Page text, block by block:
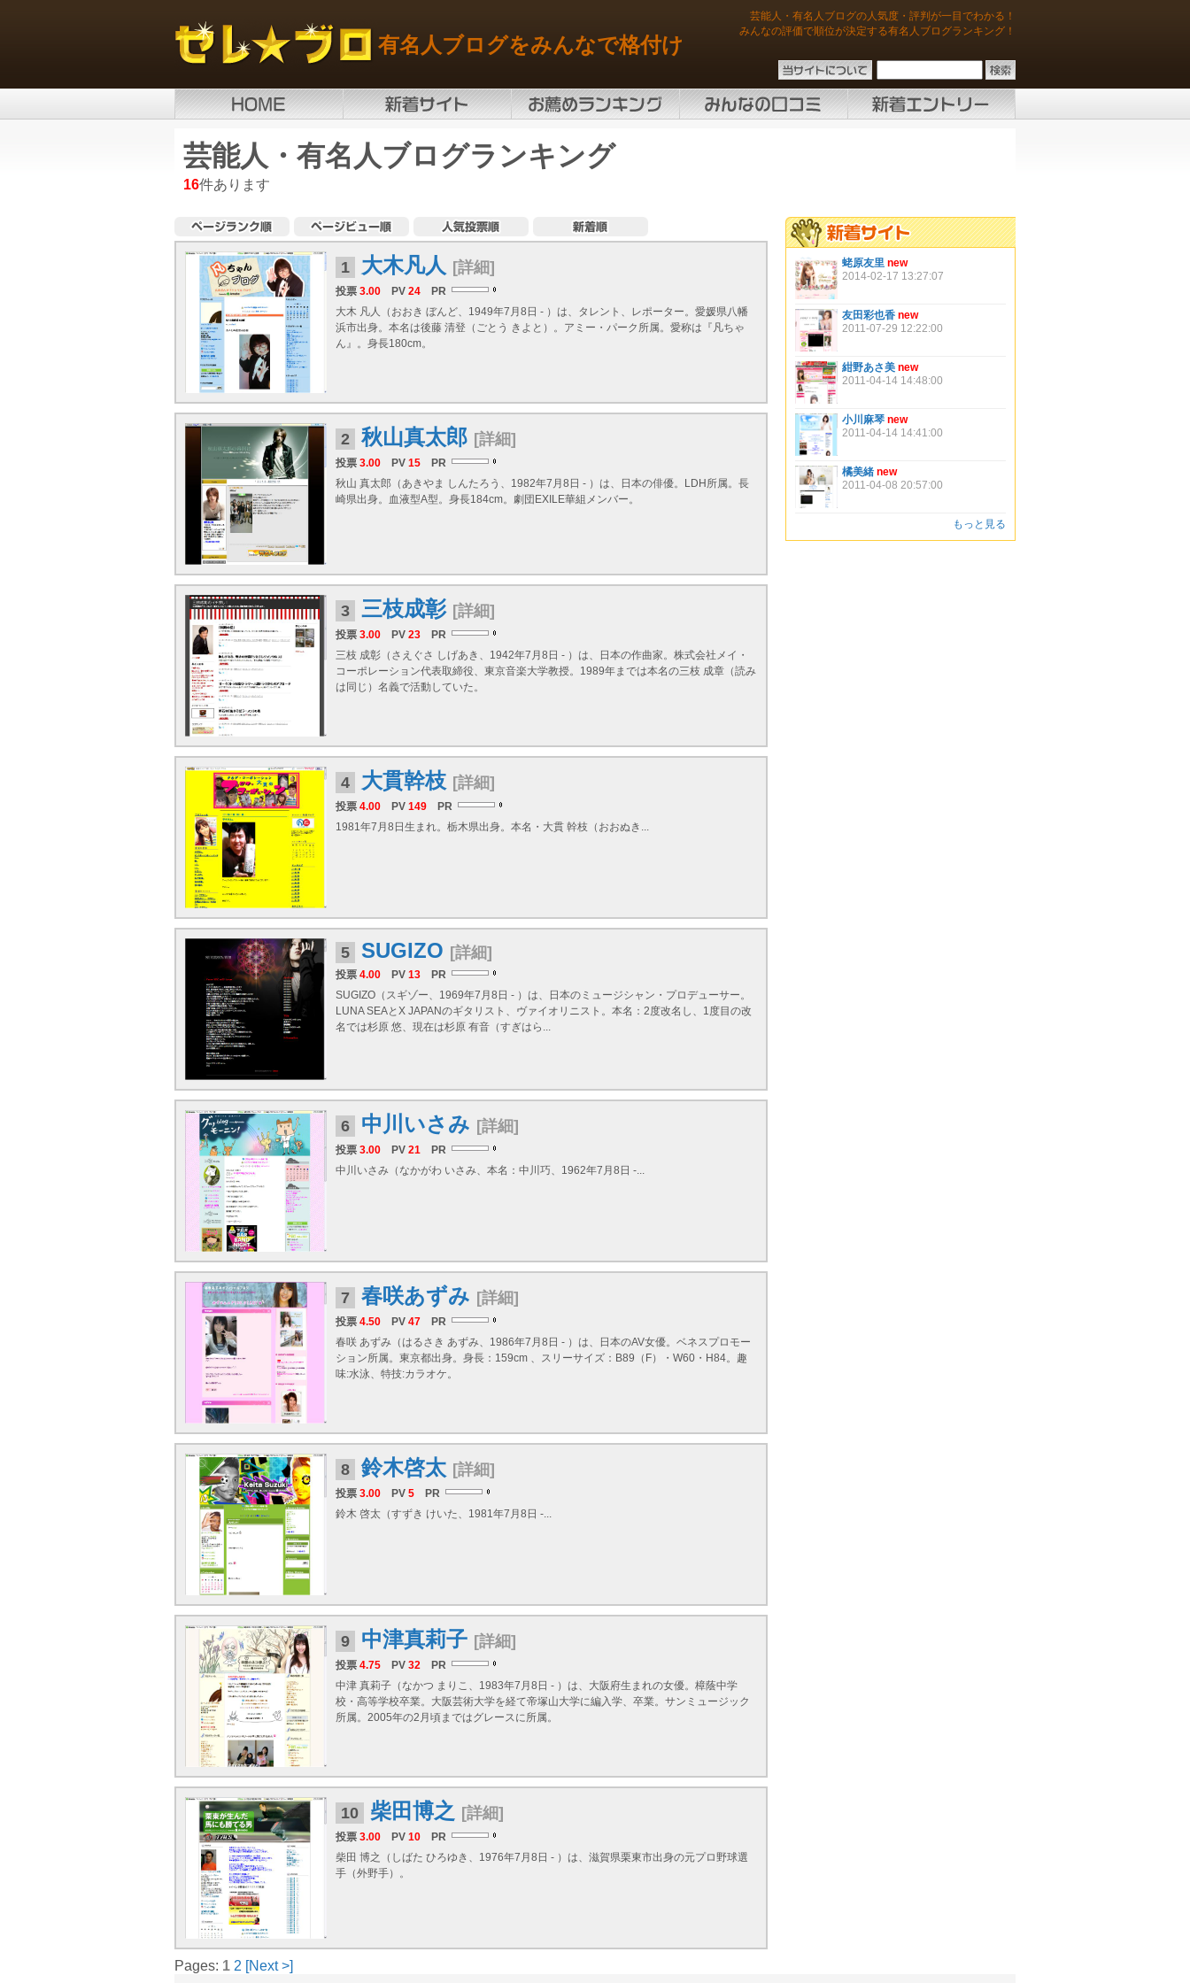
有名人ブログをみんなで格付け
芸能人・有名人ブログの人気度・評判が一目でわかる！
みんなの評価で順位が決定する有名人ブログランキング！
芸能人・有名人ブログランキング
16件あります
1 大木凡人 [詳細]
投票 3.00 PV 24
PR
大木 凡人（おおき ぼんど、1949年7月8日 - ）は、タレント、レポーター。愛媛県八幡
浜市出身。本名は後藤 清登（ごとう きよと）。アミー・パーク所属。愛称は『凡ちゃ
ん』。身長180cm。
2 秋山真太郎 [詳細]
投票 3.00 PV 15
PR
秋山 真太郎（あきやま しんたろう、1982年7月8日 - ）は、日本の俳優。LDH所属。長
崎県出身。血液型A型。身長184cm。劇団EXILE華組メンバー。
3 三枝成彰 [詳細]
投票 3.00 PV 23
PR
三枝 成彰（さえぐさ しげあき、1942年7月8日 - ）は、日本の作曲家。株式会社メイ・
コーポレーション代表取締役、東京音楽大学教授。1989年までは本名の三枝 成章（読み
は同じ）名義で活動していた。
4 大貫幹枝 [詳細]
投票 4.00 PV 149
PR
1981年7月8日生まれ。栃木県出身。本名・大貫 幹枝（おおぬき...
5 SUGIZO [詳細]
投票 4.00 PV 13
PR
SUGIZO（スギゾー、1969年7月8日 - ）は、日本のミュージシャン・プロデューサー。
LUNA SEAとX JAPANのギタリスト、ヴァイオリニスト。本名：2度改名し、1度目の改
名では杉原 悠、現在は杉原 有音（すぎはら...
6 中川いさみ [詳細]
投票 3.00 PV 21
PR
中川いさみ（なかがわ いさみ、本名：中川巧、1962年7月8日 -...
7 春咲あずみ [詳細]
投票 4.50 PV 47
PR
春咲 あずみ（はるさき あずみ、1986年7月8日 - ）は、日本のAV女優。ベネスプロモー
ション所属。東京都出身。身長：159cm 、スリーサイズ：B89（F）・W60・H84。趣
味:水泳、特技:カラオケ。
8 鈴木啓太 [詳細]
投票 3.00 PV 5
PR
鈴木 啓太（すずき けいた、1981年7月8日 -...
9 中津真莉子 [詳細]
投票 4.75 PV 32
PR
中津 真莉子（なかつ まりこ、1983年7月8日 - ）は、大阪府生まれの女優。樟蔭中学
校・高等学校卒業。大阪芸術大学を経て帝塚山大学に編入学、卒業。サンミュージック
所属。2005年の2月頃まではグレースに所属。
10 柴田博之 [詳細]
投票 3.00 PV 10
PR
柴田 博之（しばた ひろゆき、1976年7月8日 - ）は、滋賀県栗東市出身の元プロ野球選
手（外野手）。
Pages: 1 2 [Next >]
蛯原友里 new
2014-02-17 13:27:07
友田彩也香 new
2011-07-29 12:22:00
紺野あさ美 new
2011-04-14 14:48:00
小川麻琴 new
2011-04-14 14:41:00
橘美緒 new
2011-04-08 20:57:00
もっと見る